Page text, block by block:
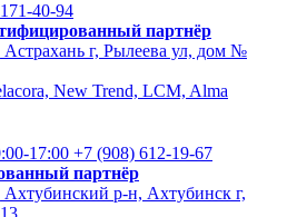
40-94
партнёр
Астрахань г, Рылеева ул, дом №
New Trend, LCM, Alma
17:00 +7 (908) 612-19-67
партнёр
Ахтубинский р-н, Ахтубинск г,